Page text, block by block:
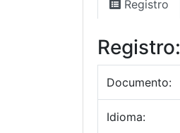
Registro
Registro:
Documento:
Idioma: